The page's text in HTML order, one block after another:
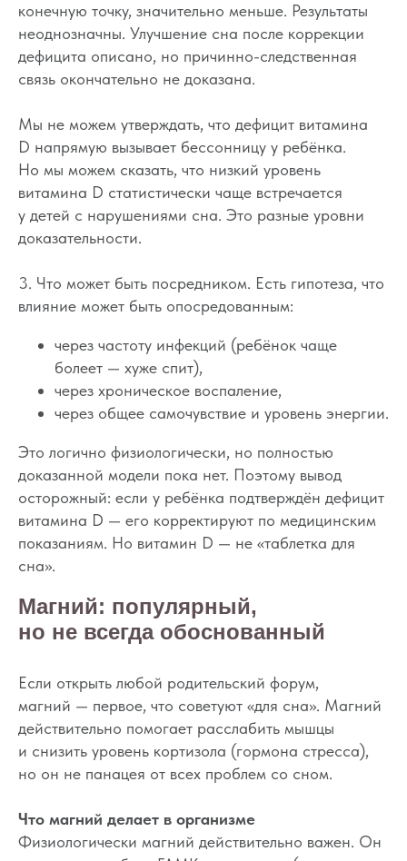
конечную точку, значительно меньше. Результаты
неоднозначны. Улучшение сна после коррекции
дефицита описано, но причинно-следственная
связь окончательно не доказана.
Мы не можем утверждать, что дефицит витамина
D напрямую вызывает бессонницу у ребёнка.
Но мы можем сказать, что низкий уровень
витамина D статистически чаще встречается
у детей с нарушениями сна. Это разные уровни
доказательности.
3. Что может быть посредником. Есть гипотеза, что
влияние может быть опосредованным:
через частоту инфекций (ребёнок чаще
болеет — хуже спит),
через хроническое воспаление,
через общее самочувствие и уровень энергии.
Это логично физиологически, но полностью
доказанной модели пока нет. Поэтому вывод
осторожный: если у ребёнка подтверждён дефицит
витамина D — его корректируют по медицинским
показаниям. Но витамин D — не «таблетка для
сна».
Магний: популярный,
но не всегда обоснованный
Если открыть любой родительский форум,
магний — первое, что советуют «для сна». Магний
действительно помогает расслабить мышцы
и снизить уровень кортизола (гормона стресса),
но он не панацея от всех проблем со сном.
Что магний делает в организме
Физиологически магний действительно важен. Он